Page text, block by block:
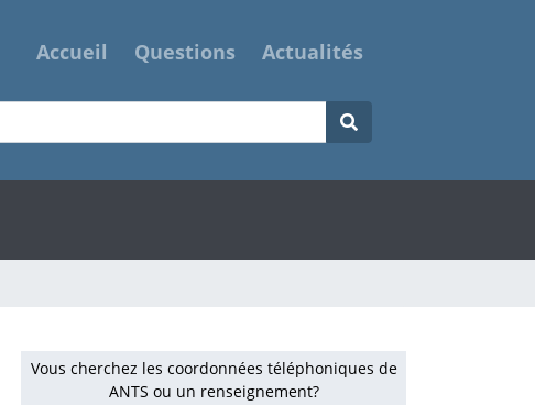
Accueil Questions Actualités
Vous cherchez les coordonnées téléphoniques de
ANTS ou un renseignement?